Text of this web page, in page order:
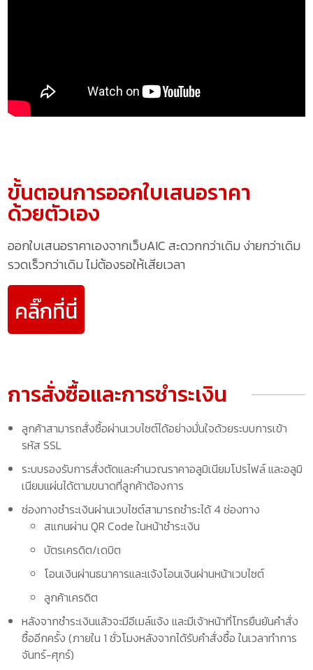
ขั้นตอนการออกใบเสนอราคา
ด้วยตัวเอง
ออกใบเสนอราคาเองจากเว็บAIC สะดวกกว่าเดิม ง่ายกว่าเดิม
รวดเร็วกว่าเดิม ไม่ต้องรอให้เสียเวลา
คลิ๊กที่นี่
การสั่งซื้อและการชำระเงิน
ลูกค้าสามารถสั่งซื้อผ่านเวบไซต์ได้อย่างมั่นใจด้วยระบบการเข้า
รหัส SSL
ระบบรองรับการสั่งตัดและคำนวณราคาอลูมิเนียมโปรไฟล์ และอลูมิ
เนียมแผ่นได้ตามขนาดที่ลูกค้าต้องการ
ช่องทางชำระเงินผ่านเวบไซต์สามารถชำระได้ 4 ช่องทาง
สแกนผ่าน QR Code ในหน้าชำระเงิน
บัตรเครดิต/เดบิต
โอนเงินผ่านธนาคารและแจ้งโอนเงินผ่านหน้าเวบไซต์
ลูกค้าเครดิต
หลังจากชำระเงินแล้วจะมีอีเมล์แจ้ง และมีเจ้าหน้าที่โทรยืนยันคำสั่ง
ซื้ออีกครั้ง (ภายใน 1 ชั่วโมงหลังจากได้รับคำสั่งซื้อ ในเวลาทำการ
จันทร์-ศุกร์)